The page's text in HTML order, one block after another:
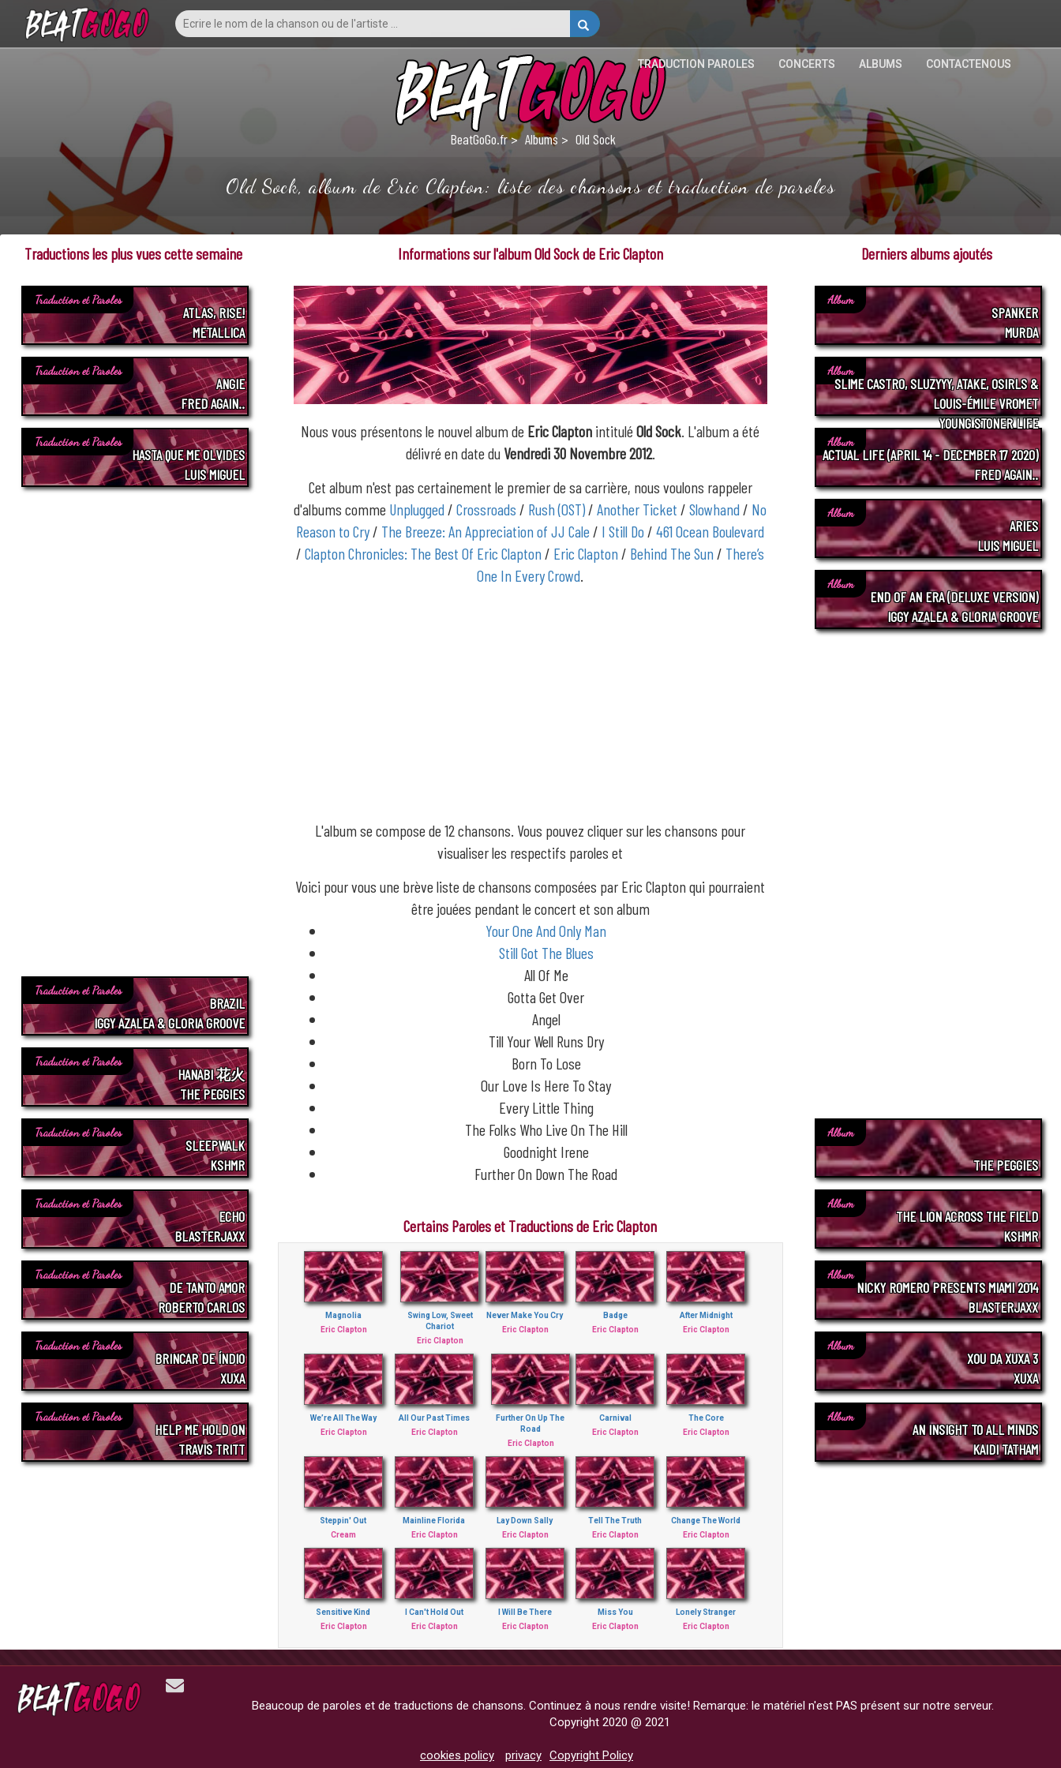
TRADUCTION PAROLES CONCERTS ALBUMS CONTACTENOUS
BeatGoGo.fr Albums Old Sock
Old Sock, album de Eric Clapton: liste des chansons et traduction de paroles
Informations sur l'album Old Sock de Eric Clapton
Nous vous présentons le nouvel album de Eric Clapton intituléOld Sock. L'album a été
délivré en date du Vendredi 30 Novembre 2012.
Cet album n'est pas certainement le premier de sa carrière, nous voulons rappeler
d'albums comme Unplugged /Crossroads / Rush (OST)/Another Ticket /Slowhand / No
Reason to Cry/ The Breeze: An Appreciation of JJ Cale / I Still Do /461 Ocean Boulevard
/Clapton Chronicles: The Best Of Eric Clapton / Eric Clapton / Behind The Sun / There’s
One In Every Crowd.
L'album se compose de 12 chansons. Vous pouvez cliquer sur les chansons pour
visualiser les respectifs paroles et
Voici pour vous une brève liste de chansons composées par Eric Clapton qui pourraient
être jouées pendant le concert et son album
Your One And Only Man
Still Got The Blues
All Of Me
Gotta Get Over
Angel
Till Your Well Runs Dry
Born To Lose
Our Love Is Here To Stay
Every Little Thing
The Folks Who Live On The Hill
Goodnight Irene
Further On Down The Road
Certains Paroles et Traductions de Eric Clapton
Magnolia
Eric Clapton
Swing Low, Sweet
Chariot
Eric Clapton
Never Make You Cry
Eric Clapton
Badge
Eric Clapton
After Midnight
Eric Clapton
We’re All The Way
Eric Clapton
All Our Past Times
Eric Clapton
Further On Up The
Road
Eric Clapton
Carnival
Eric Clapton
The Core
Eric Clapton
Steppin' Out
Cream
Mainline Florida
Eric Clapton
Lay Down Sally
Eric Clapton
Tell The Truth
Eric Clapton
Change The World
Eric Clapton
Sensitive Kind
Eric Clapton
I Can't Hold Out
Eric Clapton
I Will Be There
Eric Clapton
Miss You
Eric Clapton
Lonely Stranger
Eric Clapton
Traductions les plus vues cette semaine
Traduction et Paroles
ATLAS, RISE!
METALLICA
Traduction et Paroles
ANGIE
FRED AGAIN..
Traduction et Paroles
HASTA QUE ME OLVIDES
LUIS MIGUEL
Traduction et Paroles
BRAZIL
IGGY AZALEA & GLORIA GROOVE
Traduction et Paroles
HANABI 花火
THE PEGGIES
Traduction et Paroles
SLEEPWALK
KSHMR
Traduction et Paroles
ECHO
BLASTERJAXX
Traduction et Paroles
DE TANTO AMOR
ROBERTO CARLOS
Traduction et Paroles
BRINCAR DE ÍNDIO
XUXA
Traduction et Paroles
HELP ME HOLD ON
TRAVIS TRITT
Derniers albums ajoutés
Album
SPANKER
MURDA
Album
SLIME CASTRO, SLUZYYY, ATAKE, OSIRLS &
LOUIS-ÉMILE VROMET
YOUNG STONER LIFE
Album
ACTUAL LIFE (APRIL 14 - DECEMBER 17 2020)
FRED AGAIN..
Album
ARIES
LUIS MIGUEL
Album
END OF AN ERA (DELUXE VERSION)
IGGY AZALEA & GLORIA GROOVE
Album
THE PEGGIES
Album
THE LION ACROSS THE FIELD
KSHMR
Album
NICKY ROMERO PRESENTS MIAMI 2014
BLASTERJAXX
Album
XOU DA XUXA 3
XUXA
Album
AN INSIGHT TO ALL MINDS
KAIDI TATHAM
Beaucoup de paroles et de traductions de chansons. Continuez à nous rendre visite! Remarque: le matériel n'est PAS présent sur notre serveur.
Copyright 2020 @ 2021
cookies policy privacy Copyright Policy